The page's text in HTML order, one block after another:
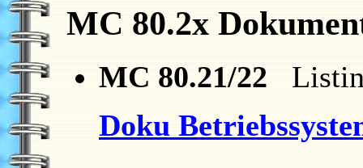
MC 80.2x
MC 80.21/22
Doku